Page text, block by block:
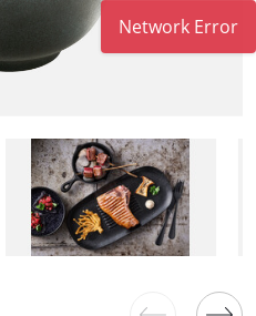
Network Error